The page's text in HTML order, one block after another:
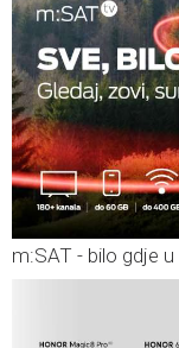
m:SAT - bilo gdje u